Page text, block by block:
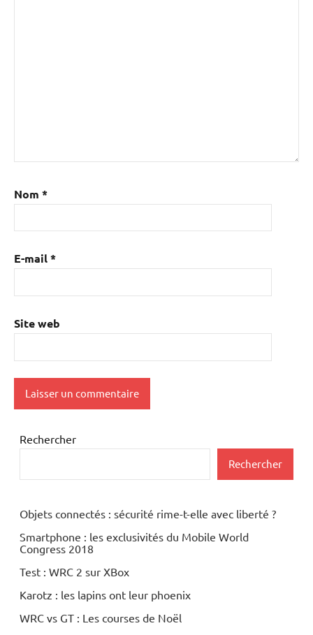
Nom *
E-mail*
Site web
Rechercher
Rechercher
Objets connectés : sécurité rime-t-elle avec liberté ?
Smartphone : les exclusivités du Mobile World
Congress 2018
Test : WRC 2 sur XBox
Karotz : les lapins ont leur phoenix
WRC vs GT : Les courses de Noël